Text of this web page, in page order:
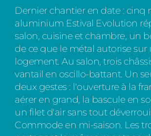
Dernier chantier en date : cinq
aluminium Estival Evolution
salon, cuisine et chambre, un
de ce que le métal autorise
logement. Au salon, trois
vantail en oscillo-battant. Un
deux gestes : l'ouverture à la
aérer en grand, la bascule en
un filet d'air sans tout
Commode en mi-saison. Les